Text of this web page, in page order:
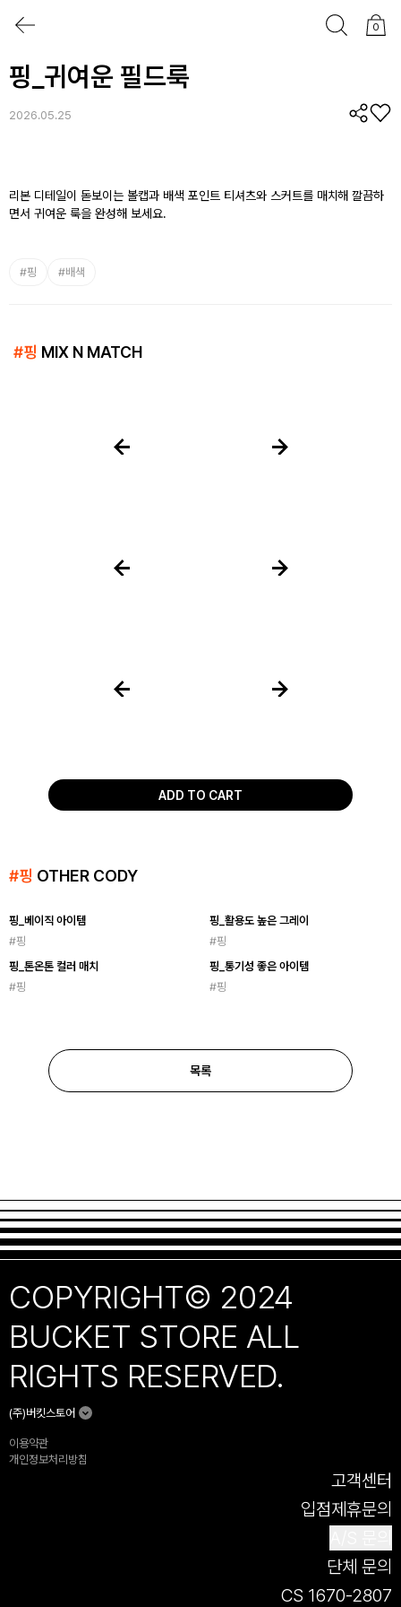
0
핑_귀여운 필드룩
2026.05.25
리본 디테일이 돋보이는 볼캡과 배색 포인트 티셔츠와 스커트를 매치해 깔끔하
면서 귀여운 룩을 완성해 보세요.
#핑 #배색
#핑 MIX N MATCH
ADD TO CART
#핑 OTHER CODY
핑_베이직 아이템
#핑
핑_활용도 높은 그레이
#핑
핑_톤온톤 컬러 매치
#핑
핑_통기성 좋은 아이템
#핑
목록
COPYRIGHT© 2024
BUCKET STORE ALL
RIGHTS RESERVED.
(주)버킷스토어
이용약관
개인정보처리방침
고객센터
입점제휴문의
단체 문의
CS 1670-2807